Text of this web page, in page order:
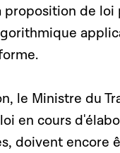
proposition de
le Ministre du
en cours
doivent encore